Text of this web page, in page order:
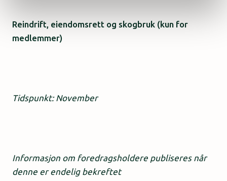
Reindrift, eiendomsrett og skogbruk (kun for
medlemmer)
Tidspunkt: November
Informasjon om foredragsholdere publiseres når
denne er endelig bekreftet